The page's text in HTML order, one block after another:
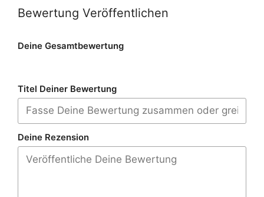
Bewertung Veröffentlichen
Deine Gesamtbewertung
Titel Deiner Bewertung
Deine Rezension